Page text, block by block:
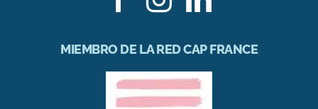
MIEMBRO DE LA RED CAP FRANCE